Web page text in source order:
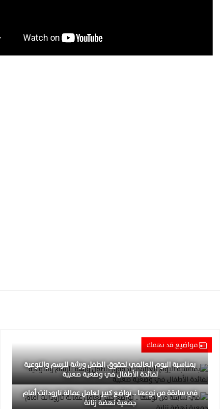
مواضيع قد تهمك
بمناسبة اليوم العالمي لحقوق الطفل ورشة للرسم والتوعية
لفائدة الأطفال في وضعية صعبية
في سابقة من نوعها .. تواضع كبير لعامل عمالة تارودانت أمام
جمعية نهضة زناتة